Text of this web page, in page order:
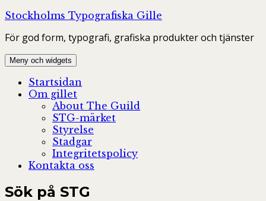
Hoppa
innehåll
Stockholms Typografiska Gille
För god form, typografi, grafiska produkter och tjänster
Meny och widgets
Startsidan
Om gillet
About The Guild
STG-märket
Styrelse
Stadgar
Integritetspolicy
Kontakta oss
Sök på STG